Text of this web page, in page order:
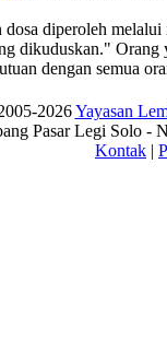
diperoleh
dikuduskan."
dengan semua
2026Yayasan
Pasar Legi Solo -
Kontak |